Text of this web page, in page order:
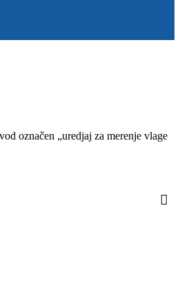
označen „uredjaj za merenje vlage